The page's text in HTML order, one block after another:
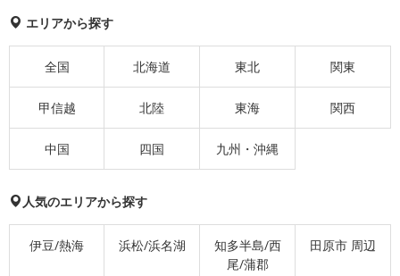
エリアから探す
全国 北海道 東北 関東
甲信越 北陸 東海 関西
中国 四国 九州・沖縄
人気のエリアから探す
伊豆/熱海 浜松/浜名湖
知多半島/西
尾/蒲郡
田原市 周辺